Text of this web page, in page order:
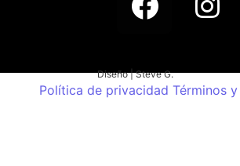
Política de privacidad Términos
Diseño | Steve G.